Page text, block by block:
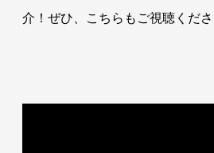
介！ぜひ、こちらもご視聴くださ